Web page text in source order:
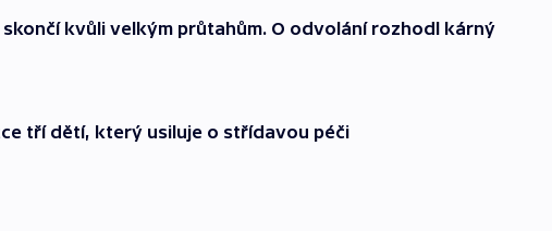
kvůli velkým průtahům. O odvolání rozhodl kárný
tří dětí, který usiluje o střídavou péči